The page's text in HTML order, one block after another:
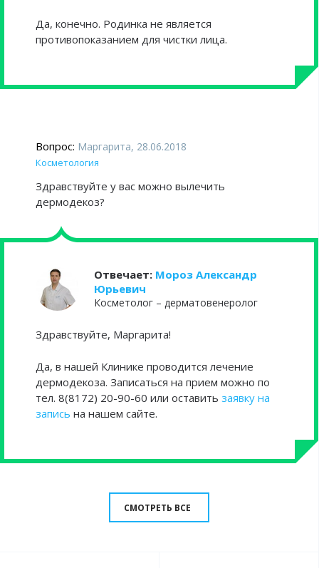
Да, конечно. Родинка не является
противопоказанием для чистки лица.
Вопрос: Маргарита, 28.06.2018
Косметология
Здравствуйте у вас можно вылечить
дермодекоз?
Отвечает: Мороз Александр
Юрьевич
Косметолог – дерматовенеролог
Здравствуйте, Маргарита!
Да, в нашей Клинике проводится лечение
дермодекоза. Записаться на прием можно по
тел. 8(8172) 20-90-60 или оставить заявку на
запись на нашем сайте.
СМОТРЕТЬ ВСЕ